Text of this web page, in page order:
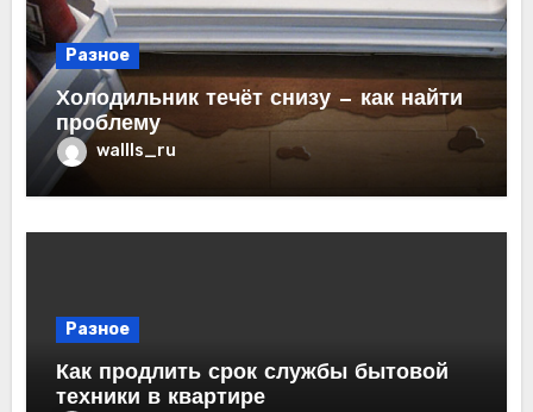
Разное
Холодильник течёт снизу — как найти
проблему
wallls_ru
Разное
Как продлить срок службы бытовой
техники в квартире